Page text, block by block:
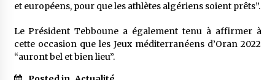
et européens, pour que les athlètes algériens soient prêts”.
Le Président Tebboune a également tenu à affirmer à
cette occasion que les Jeux méditerranéens d’Oran 2022
“auront bel et bien lieu”.